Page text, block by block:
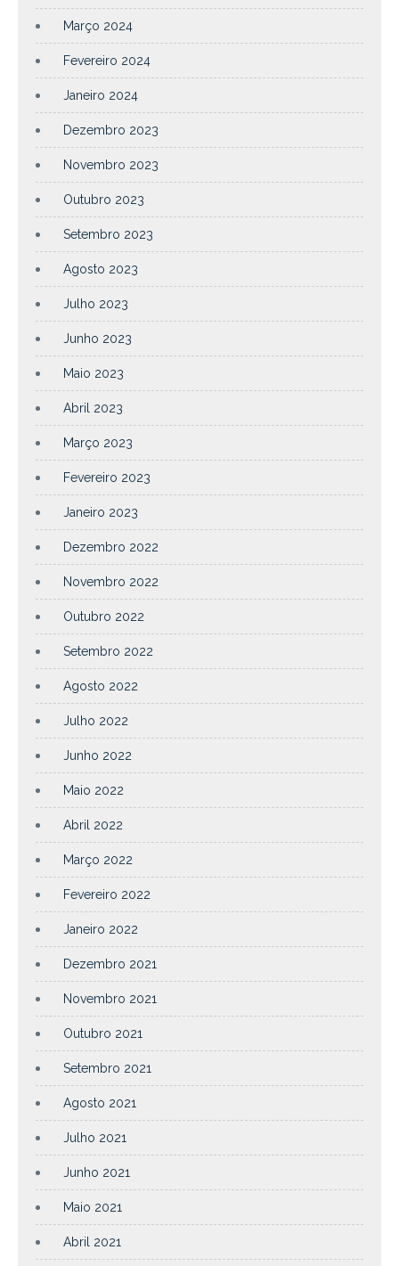
Março 2024
Fevereiro 2024
Janeiro 2024
Dezembro 2023
Novembro 2023
Outubro 2023
Setembro 2023
Agosto 2023
Julho 2023
Junho 2023
Maio 2023
Abril 2023
Março 2023
Fevereiro 2023
Janeiro 2023
Dezembro 2022
Novembro 2022
Outubro 2022
Setembro 2022
Agosto 2022
Julho 2022
Junho 2022
Maio 2022
Abril 2022
Março 2022
Fevereiro 2022
Janeiro 2022
Dezembro 2021
Novembro 2021
Outubro 2021
Setembro 2021
Agosto 2021
Julho 2021
Junho 2021
Maio 2021
Abril 2021